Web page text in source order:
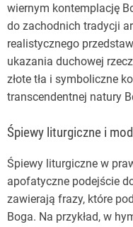
wiernym kontemplację
do zachodnich tradycji
realistycznego
ukazania duchowej
złote tła i symboliczne
transcendentnej natury
Śpiewy liturgiczne i
Śpiewy liturgiczne w
apofatyczne podejście
zawierają frazy, które
Boga. Na przykład, w